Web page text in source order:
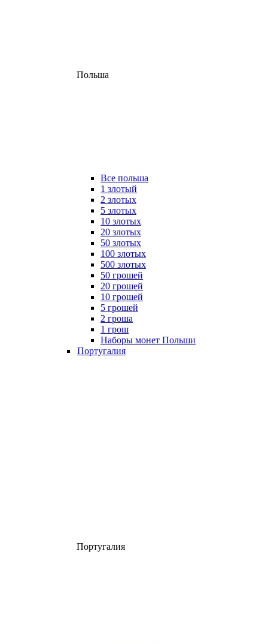
Польша
Все польша
1 злотый
2 злотых
5 злотых
10 злотых
20 злотых
50 злотых
100 злотых
500 злотых
50 грошей
20 грошей
10 грошей
5 грошей
2 гроша
1 грош
Наборы монет Польши
Португалия
Португалия